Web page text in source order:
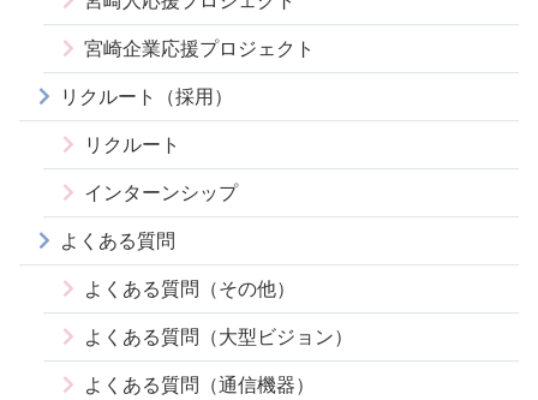
宮崎企業応援プロジェクト
リクルート（採用）
リクルート
インターンシップ
よくある質問
よくある質問（その他）
よくある質問（大型ビジョン）
よくある質問（通信機器）